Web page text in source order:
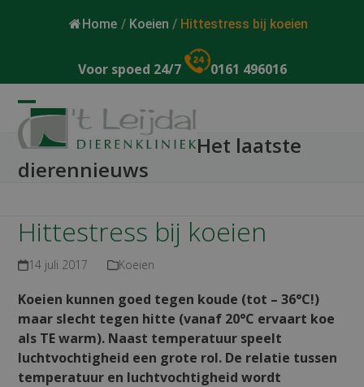
Home / Koeien / Hittestress bij koeien
Voor spoed 24/7 0161 496016
Open
mobile
menu
Close
mobile
menu
Het laatste
dierennieuws
Hittestress bij koeien
14 juli 2017 Koeien
Koeien kunnen goed tegen koude (tot – 36°C!)
maar slecht tegen hitte (vanaf 20°C ervaart koe
als TE warm). Naast temperatuur speelt
luchtvochtigheid een grote rol. De relatie tussen
temperatuur en luchtvochtigheid wordt